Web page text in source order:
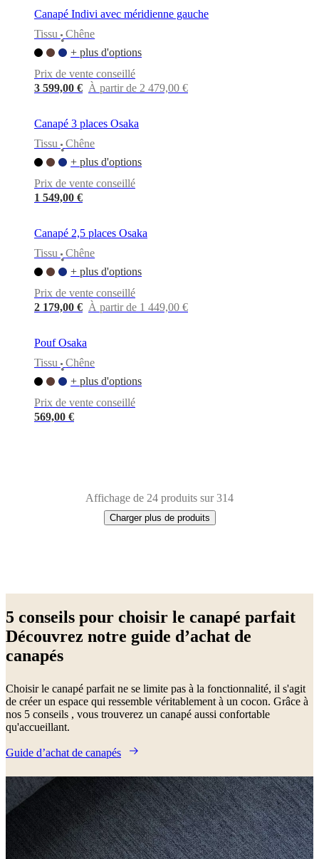
Canapé Indivi avec méridienne gauche
Tissu
•
Chêne
+ plus d'options
Prix de vente conseillé
3 599,00 € À partir de 2 479,00 €
Canapé 3 places Osaka
Tissu
•
Chêne
+ plus d'options
Prix de vente conseillé
1 549,00 €
Canapé 2,5 places Osaka
Tissu
•
Chêne
+ plus d'options
Prix de vente conseillé
2 179,00 € À partir de 1 449,00 €
Pouf Osaka
Tissu
•
Chêne
+ plus d'options
Prix de vente conseillé
569,00 €
Affichage de 24 produits sur 314
Charger plus de produits
page
clairGris NoirMarronJauneVertRouge Gris
foncéTissuMétalLaquéChêneBoisPlastiqueAluminiumAcier
5 conseils pour choisir le canapé parfait
Découvrez notre guide d’achat de
canapés
Choisir le canapé parfait ne se limite pas à la fonctionnalité, il s'agit
de créer un espace qui ressemble véritablement à un cocon. Grâce à
nos 5 conseils , vous trouverez un canapé aussi confortable
qu'accueillant.
Guide d’achat de canapés